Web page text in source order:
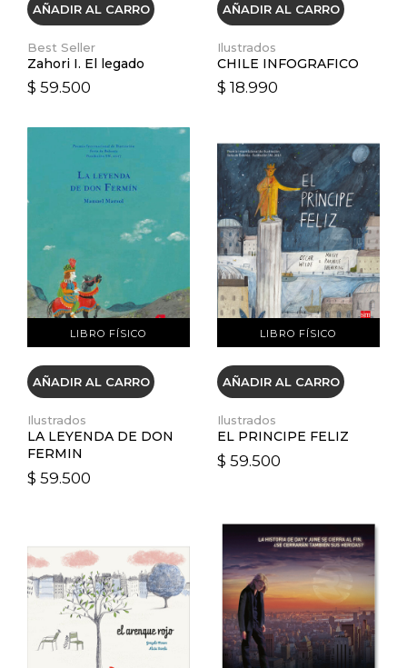
AÑADIR AL CARRO
Best Seller
Zahori I. El legado
$ 59.500
AÑADIR AL CARRO
Ilustrados
CHILE INFOGRAFICO
$ 18.990
LIBRO FÍSICO
VER DETALLES
AÑADIR AL CARRO
Ilustrados
LA LEYENDA DE DON
FERMIN
$ 59.500
LIBRO FÍSICO
VER DETALLES
AÑADIR AL CARRO
Ilustrados
EL PRINCIPE FELIZ
$ 59.500
VER DETALLES VER DETALLES